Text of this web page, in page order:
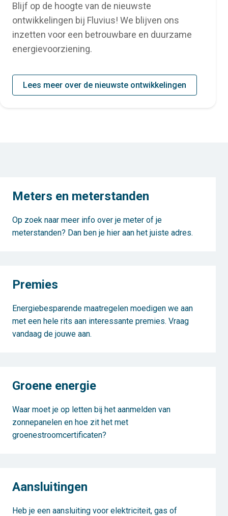
Blijf op de hoogte van de nieuwste
ontwikkelingen bij Fluvius! We blijven ons
inzetten voor een betrouwbare en duurzame
energievoorziening.
Lees meer over de nieuwste ontwikkelingen
Meters en meterstanden
Op zoek naar meer info over je meter of je
meterstanden? Dan ben je hier aan het juiste adres.
Premies
Energiebesparende maatregelen moedigen we aan
met een hele rits aan interessante premies. Vraag
vandaag de jouwe aan.
Groene energie
Waar moet je op letten bij het aanmelden van
zonnepanelen en hoe zit het met
groenestroomcertificaten?
Aansluitingen
Heb je een aansluiting voor elektriciteit, gas of